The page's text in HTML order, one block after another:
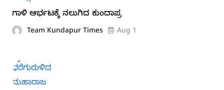
ಗಾಳಿ ಆರ್ಭಟಕ್ಕೆ ನಲುಗಿದ ಕುಂದಾಪ್ರ
Team Kundapur Times Aug 1